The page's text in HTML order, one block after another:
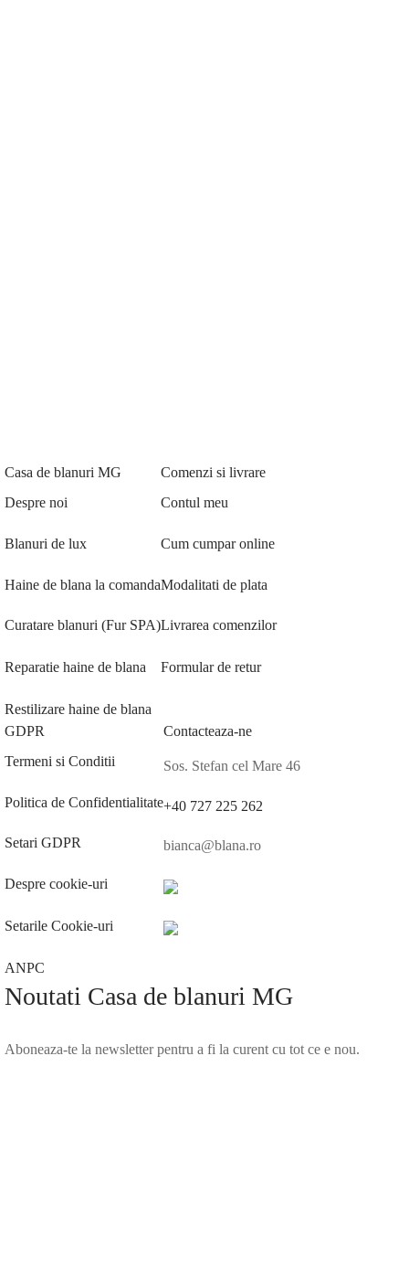
Casa de blanuri MG
Despre noi
Blanuri de lux
Haine de blana la comanda
Curatare blanuri (Fur SPA)
Reparatie haine de blana
Restilizare haine de blana
Comenzi si livrare
Contul meu
Cum cumpar online
Modalitati de plata
Livrarea comenzilor
Formular de retur
GDPR
Termeni si Conditii
Politica de Confidentialitate
Setari GDPR
Despre cookie-uri
Setarile Cookie-uri
ANPC
Contacteaza-ne
Sos. Stefan cel Mare 46
+40 727 225 262
bianca@blana.ro
Noutati Casa de blanuri MG
Aboneaza-te la newsletter pentru a fi la curent cu tot ce e nou.